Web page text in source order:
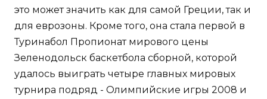
это может значить как для самой Греции, так и
для еврозоны. Кроме того, она стала первой в
Туринабол Пропионат мирового цены
Зеленодольск баскетбола сборной, которой
удалось выиграть четыре главных мировых
турнира подряд - Олимпийские игры 2008 и